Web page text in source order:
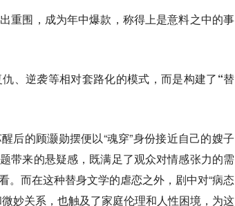
重围，成为年中爆款，称得上是意料之中的事
、逆袭等相对套路化的模式， 而是构建了“替
后的顾灏勋摆便以“魂穿”身份接近自己的嫂子
带来的悬疑感，既满足了观众对情感张力的需
而在这种替身文学的虐恋之外，剧中对“病态
妙关系，也触及了家庭伦理和人性困境，为这